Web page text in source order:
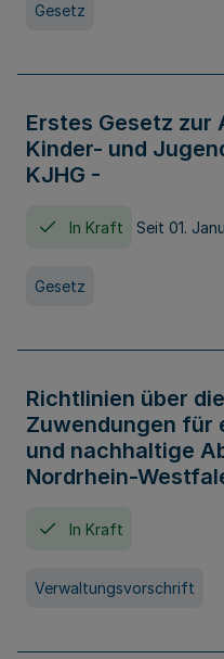
Gesetz
Erstes Gesetz zur
Kinder- und
KJHG -
In Kraft Seit 01.
Gesetz
Richtlinien über
Zuwendungen für
und nachhaltige
Nordrhein-
In Kraft
Verwaltungsvorschrift